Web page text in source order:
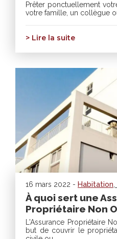
Prêter ponctuellement
votre famille, un collègue
> Lire la suite
16 mars 2022 - Habitation
À quoi sert une
Propriétaire Non
L'Assurance Propriétaire
but de couvrir le